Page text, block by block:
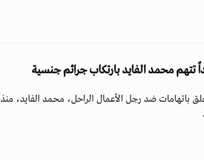
جديدًا تتعلق باتهامات ضد رجل الأعمال الراحل، محمد الفايد، منذ